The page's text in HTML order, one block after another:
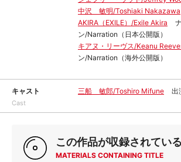
中沢 敏明/Toshiaki Nakazawa
AKIRA（EXILE）/Exile Akira
ン/Narration（日本公開版）
キアヌ・リーヴス/Keanu
ン/Narration（海外公開版）
キャスト
Cast
三船 敏郎/Toshiro Mifune 出
この作品が収録されてい
MATERIALS CONTAINING TITLE